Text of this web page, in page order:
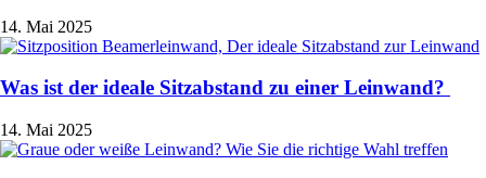
14. Mai 2025
Was ist der ideale Sitzabstand zu einer Leinwand?
14. Mai 2025